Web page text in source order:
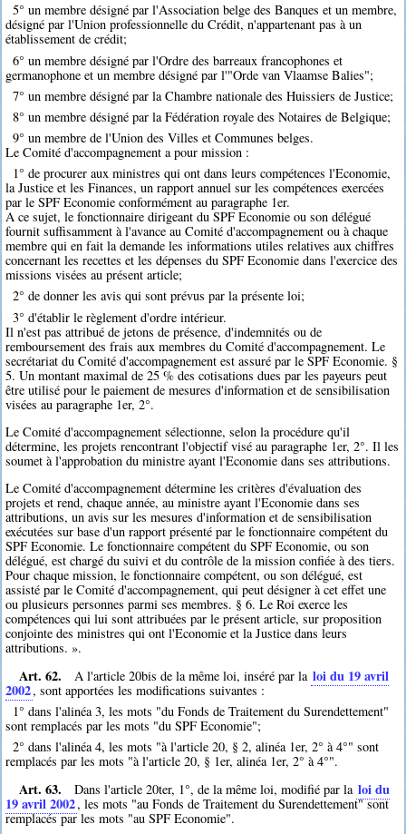
5° un membre désigné par l'Association belge des Banques et un membre,
désigné par l'Union professionnelle du Crédit, n'appartenant pas à un
établissement de crédit;
6° un membre désigné par l'Ordre des barreaux francophones et
germanophone et un membre désigné par l'"Orde van Vlaamse Balies";
7° un membre désigné par la Chambre nationale des Huissiers de Justice;
8° un membre désigné par la Fédération royale des Notaires de Belgique;
9° un membre de l'Union des Villes et Communes belges.
Le Comité d'accompagnement a pour mission :
1° de procurer aux ministres qui ont dans leurs compétences l'Economie,
la Justice et les Finances, un rapport annuel sur les compétences exercées
par le SPF Economie conformément au paragraphe 1er.
A ce sujet, le fonctionnaire dirigeant du SPF Economie ou son délégué
fournit suffisamment à l'avance au Comité d'accompagnement ou à chaque
membre qui en fait la demande les informations utiles relatives aux chiffres
concernant les recettes et les dépenses du SPF Economie dans l'exercice des
missions visées au présent article;
2° de donner les avis qui sont prévus par la présente loi;
3° d'établir le règlement d'ordre intérieur.
Il n'est pas attribué de jetons de présence, d'indemnités ou de
remboursement des frais aux membres du Comité d'accompagnement. Le
secrétariat du Comité d'accompagnement est assuré par le SPF Economie. §
5. Un montant maximal de 25 % des cotisations dues par les payeurs peut
être utilisé pour le paiement de mesures d'information et de sensibilisation
visées au paragraphe 1er, 2°.
Le Comité d'accompagnement sélectionne, selon la procédure qu'il
détermine, les projets rencontrant l'objectif visé au paragraphe 1er, 2°. Il les
soumet à l'approbation du ministre ayant l'Economie dans ses attributions.
Le Comité d'accompagnement détermine les critères d'évaluation des
projets et rend, chaque année, au ministre ayant l'Economie dans ses
attributions, un avis sur les mesures d'information et de sensibilisation
exécutées sur base d'un rapport présenté par le fonctionnaire compétent du
SPF Economie. Le fonctionnaire compétent du SPF Economie, ou son
délégué, est chargé du suivi et du contrôle de la mission confiée à des tiers.
Pour chaque mission, le fonctionnaire compétent, ou son délégué, est
assisté par le Comité d'accompagnement, qui peut désigner à cet effet une
ou plusieurs personnes parmi ses membres. § 6. Le Roi exerce les
compétences qui lui sont attribuées par le présent article, sur proposition
conjointe des ministres qui ont l'Economie et la Justice dans leurs
attributions. ».
Art. 62. A l'article 20bis de la même loi, inséré par la loi du 19 avril
2002, sont apportées les modifications suivantes :
1° dans l'alinéa 3, les mots "du Fonds de Traitement du Surendettement"
sont remplacés par les mots "du SPF Economie";
2° dans l'alinéa 4, les mots "à l'article 20, § 2, alinéa 1er, 2° à 4°" sont
remplacés par les mots "à l'article 20, § 1er, alinéa 1er, 2° à 4°".
Art. 63. Dans l'article 20ter, 1°, de la même loi, modifié par la loi du
19 avril 2002, les mots "au Fonds de Traitement du Surendettement" sont
remplacés par les mots "au SPF Economie".